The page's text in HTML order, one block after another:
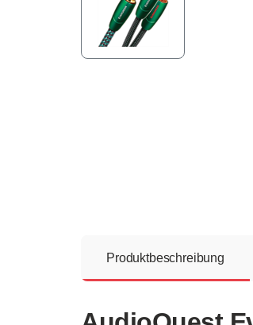
Produktbeschreibung